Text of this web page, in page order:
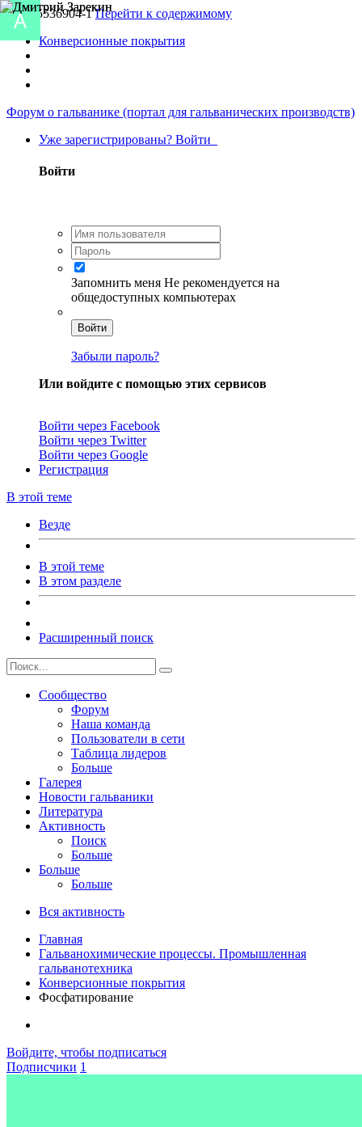
UA-55536904-1Перейти к содержимому
Конверсионные покрытия
Форум о гальванике (портал для гальванических производств)
Уже зарегистрированы? Войти
Войти
Запомнить меня Не рекомендуется на
общедоступных компьютерах
Войти
Забыли пароль?
Или войдите с помощью этих сервисов
Войти через Facebook
Войти через Twitter
Войти через Google
Регистрация
В этой теме
Везде
В этой теме
В этом разделе
Расширенный поиск
Сообщество
Форум
Наша команда
Пользователи в сети
Таблица лидеров
Больше
Галерея
Новости гальваники
Литература
Активность
Поиск
Больше
Больше
Больше
Вся активность
Главная
Гальванохимические процессы. Промышленная
гальванотехника
Конверсионные покрытия
Фосфатирование
Войдите, чтобы подписаться
Подписчики 1